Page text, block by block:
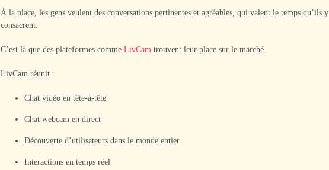
À la place, les gens veulent des conversations pertinentes et agréables, qui valent le temps qu’ils y
consacrent.
C’est là que des plateformes comme LivCam trouvent leur place sur le marché.
LivCam réunit :
Chat vidéo en tête-à-tête
Chat webcam en direct
Découverte d’utilisateurs dans le monde entier
Interactions en temps réel